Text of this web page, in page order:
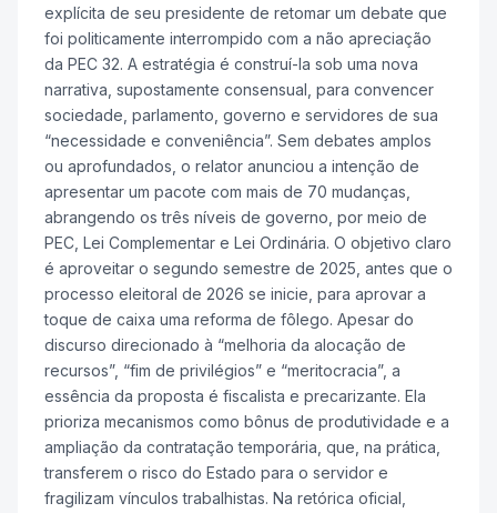
explícita de seu presidente de retomar um debate que
foi politicamente interrompido com a não apreciação
da PEC 32. A estratégia é construí-la sob uma nova
narrativa, supostamente consensual, para convencer
sociedade, parlamento, governo e servidores de sua
“necessidade e conveniência”. Sem debates amplos
ou aprofundados, o relator anunciou a intenção de
apresentar um pacote com mais de 70 mudanças,
abrangendo os três níveis de governo, por meio de
PEC, Lei Complementar e Lei Ordinária. O objetivo claro
é aproveitar o segundo semestre de 2025, antes que o
processo eleitoral de 2026 se inicie, para aprovar a
toque de caixa uma reforma de fôlego. Apesar do
discurso direcionado à “melhoria da alocação de
recursos”, “fim de privilégios” e “meritocracia”, a
essência da proposta é fiscalista e precarizante. Ela
prioriza mecanismos como bônus de produtividade e a
ampliação da contratação temporária, que, na prática,
transferem o risco do Estado para o servidor e
fragilizam vínculos trabalhistas. Na retórica oficial,